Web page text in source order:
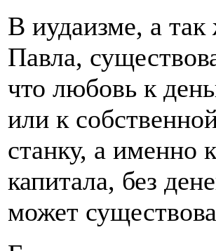
В иудаизме, а так
Павла,
что любовь к
или к
станку, а именно
капитала, без
может